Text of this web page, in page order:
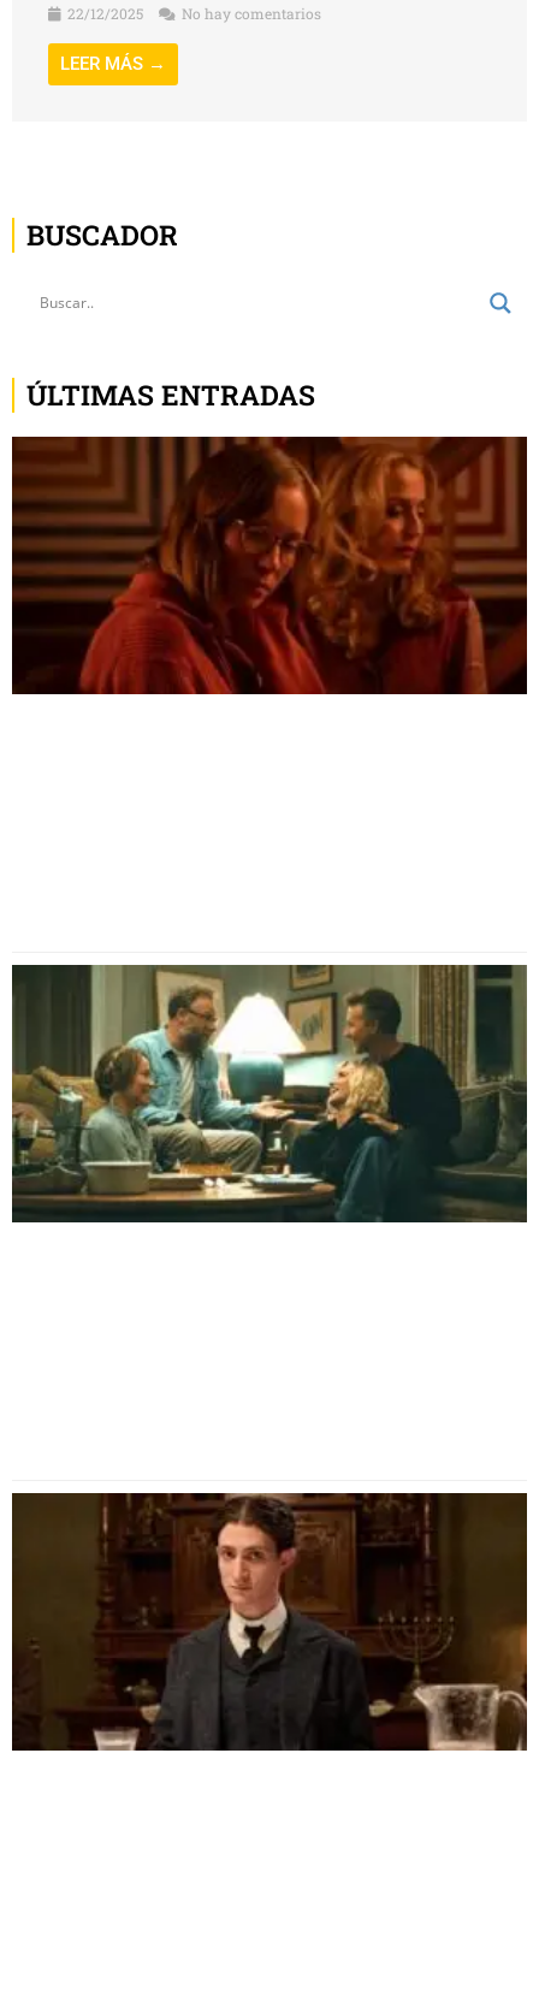
22/12/2025 No hay comentarios
LEER MÁS →
BUSCADOR
ÚLTIMAS ENTRADAS